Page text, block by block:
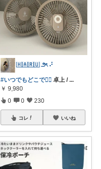
🇭‌🇦‌🇷‌🇺 ౨ৎ ⠜
#いつでもどこで❤️‍🔥 卓上 /...
￥ 9,980
0 0 230
コレ いいね